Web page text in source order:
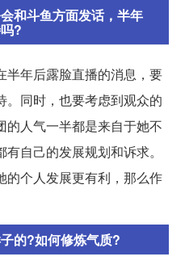
和斗鱼方面发话，半年
?
半年后露脸直播的消息，要
。同时，也要考虑到观众的
的人气一半都是来自于她不
自己的发展规划和诉求。
的个人发展更有利，那么作
的?如何修炼气质?